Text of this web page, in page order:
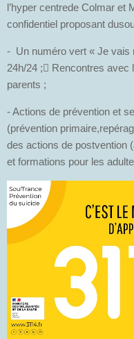
l’hyper centrede Colmar et
confidentiel proposant
- Un numéro vert « Je vais
24h/24 ; Rencontres avec
parents ;
- Actions de prévention et
(prévention
des actions de postvention
et formations pour les